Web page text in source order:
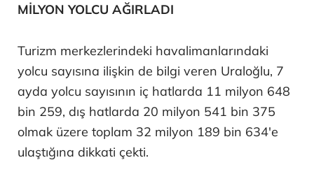
MİLYON YOLCU AĞIRLADI
Turizm merkezlerindeki havalimanlarındaki
yolcu sayısına ilişkin de bilgi veren Uraloğlu, 7
ayda yolcu sayısının iç hatlarda 11 milyon 648
bin 259, dış hatlarda 20 milyon 541 bin 375
olmak üzere toplam 32 milyon 189 bin 634'e
ulaştığına dikkati çekti.